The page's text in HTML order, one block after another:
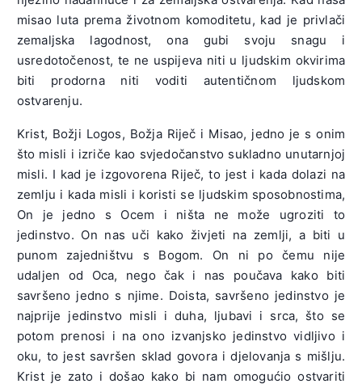
misao luta prema životnom komoditetu, kad je privlači
zemaljska lagodnost, ona gubi svoju snagu i
usredotočenost, te ne uspijeva niti u ljudskim okvirima
biti prodorna niti voditi autentičnom ljudskom
ostvarenju.
Krist, Božji Logos, Božja Riječ i Misao, jedno je s onim
što misli i izriče kao svjedočanstvo sukladno unutarnjoj
misli. I kad je izgovorena Riječ, to jest i kada dolazi na
zemlju i kada misli i koristi se ljudskim sposobnostima,
On je jedno s Ocem i ništa ne može ugroziti to
jedinstvo. On nas uči kako živjeti na zemlji, a biti u
punom zajedništvu s Bogom. On ni po čemu nije
udaljen od Oca, nego čak i nas poučava kako biti
savršeno jedno s njime. Doista, savršeno jedinstvo je
najprije jedinstvo misli i duha, ljubavi i srca, što se
potom prenosi i na ono izvanjsko jedinstvo vidljivo i
oku, to jest savršen sklad govora i djelovanja s mišlju.
Krist je zato i došao kako bi nam omogućio ostvariti